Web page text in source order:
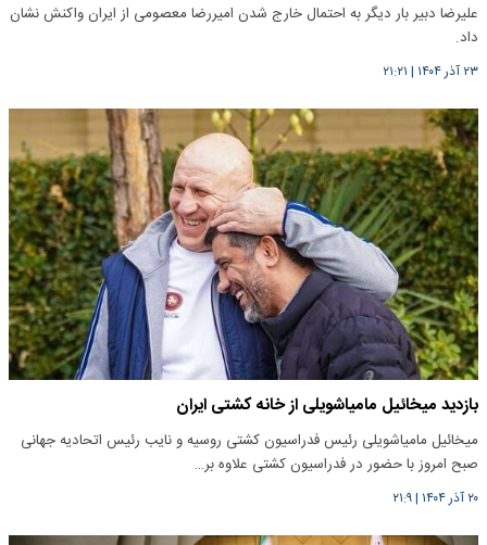
علیرضا دبیر بار دیگر به احتمال خارج شدن امیررضا معصومی از ایران واکنش نشان
داد.
۲۳ آذر ۱۴۰۴ | ۲۱:۲۱
بازدید میخائیل مامیاشویلی از خانه کشتی ایران
میخائیل مامیاشویلی رئیس فدراسیون کشتی روسیه و نایب رئیس اتحادیه جهانی
صبح امروز با حضور در فدراسیون کشتی علاوه بر…
۲۰ آذر ۱۴۰۴ |۲۱:۹